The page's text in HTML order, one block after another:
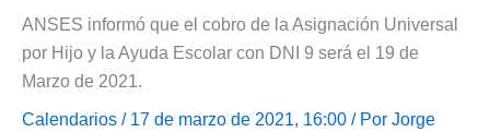
ANSES informó que el cobro de la Asignación Universal
por Hijo y la Ayuda Escolar con DNI 9 será el 19 de
Marzo de 2021.
Calendarios / 17 de marzo de 2021, 16:00 / Por Jorge